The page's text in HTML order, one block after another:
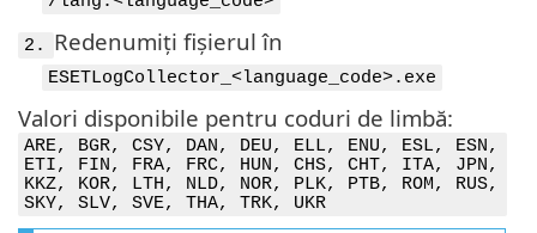
2. Redenumiți fișierul în
ESETLogCollector_<language_code>.exe
Valori disponibile pentru coduri de limbă:
ARE, BGR, CSY, DAN, DEU, ELL, ENU, ESL, ESN,
ETI, FIN, FRA, FRC, HUN, CHS, CHT, ITA, JPN,
KKZ, KOR, LTH, NLD, NOR, PLK, PTB, ROM, RUS,
SKY, SLV, SVE, THA, TRK, UKR